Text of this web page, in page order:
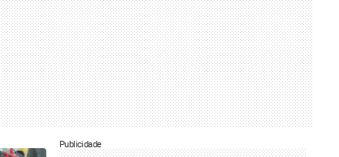
Publicidade